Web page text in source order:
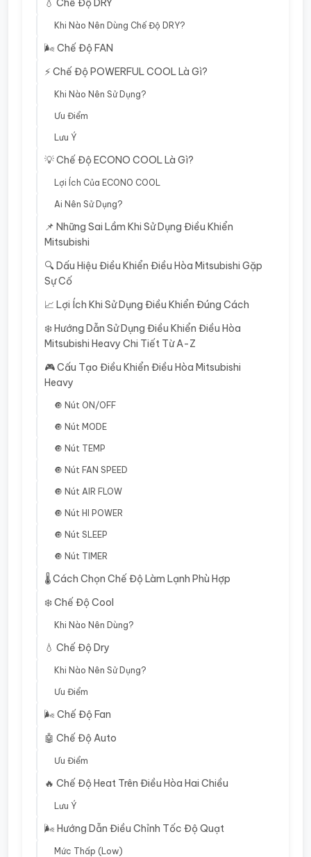
💧 Chế Độ DRY
Khi Nào Nên Dùng Chế Độ DRY?
🌬️ Chế Độ FAN
⚡ Chế Độ POWERFUL COOL Là Gì?
Khi Nào Nên Sử Dụng?
Ưu Điểm
Lưu Ý
💡 Chế Độ ECONO COOL Là Gì?
Lợi Ích Của ECONO COOL
Ai Nên Sử Dụng?
📌 Những Sai Lầm Khi Sử Dụng Điều Khiển
Mitsubishi
🔍 Dấu Hiệu Điều Khiển Điều Hòa Mitsubishi Gặp
Sự Cố
📈 Lợi Ích Khi Sử Dụng Điều Khiển Đúng Cách
❄️ Hướng Dẫn Sử Dụng Điều Khiển Điều Hòa
Mitsubishi Heavy Chi Tiết Từ A-Z
🎮 Cấu Tạo Điều Khiển Điều Hòa Mitsubishi
Heavy
🔘 Nút ON/OFF
🔘 Nút MODE
🔘 Nút TEMP
🔘 Nút FAN SPEED
🔘 Nút AIR FLOW
🔘 Nút HI POWER
🔘 Nút SLEEP
🔘 Nút TIMER
🌡️ Cách Chọn Chế Độ Làm Lạnh Phù Hợp
❄️ Chế Độ Cool
Khi Nào Nên Dùng?
💧 Chế Độ Dry
Khi Nào Nên Sử Dụng?
Ưu Điểm
🌬️ Chế Độ Fan
🤖 Chế Độ Auto
Ưu Điểm
🔥 Chế Độ Heat Trên Điều Hòa Hai Chiều
Lưu Ý
🌬️ Hướng Dẫn Điều Chỉnh Tốc Độ Quạt
Mức Thấp (Low)